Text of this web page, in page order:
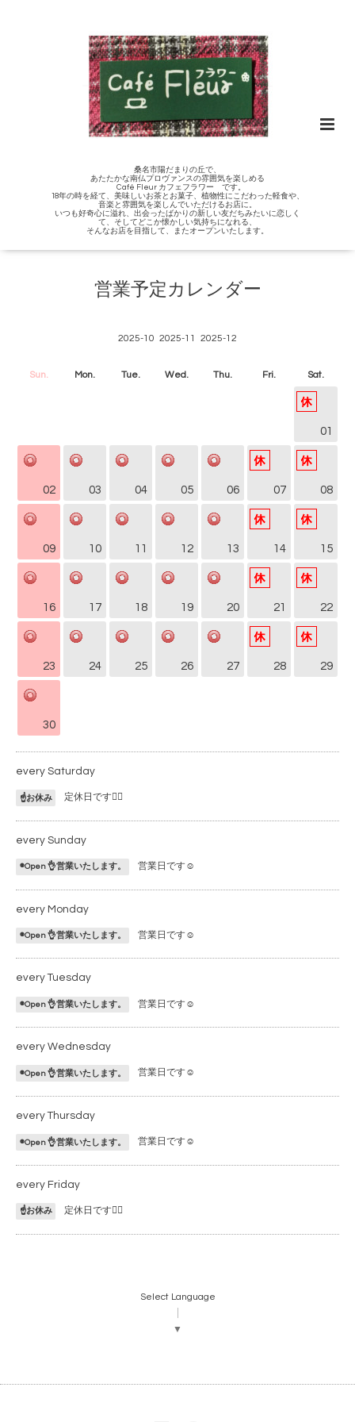
桑名市陽だまりの丘で、
あたたかな南仏プロヴァンスの雰囲気を楽しめる
Café Fleur カフェフラワー です。
18年の時を経て、美味しいお茶とお菓子、植物性にこだわった軽食や、
音楽と雰囲気を楽しんでいただけるお店に。
いつも好奇心に溢れ、出会ったばかりの新しい友だちみたいに恋しく
て、そしてどこか懐かしい気持ちになれる、
そんなお店を目指して、またオープンいたします。
営業予定カレンダー
2025-10 2025-11 2025-12
Sun. Mon. Tue. Wed. Thu. Fri. Sat.
01
02 03 04 05 06 07 08
09 10 11 12 13 14 15
16 17 18 19 20 21 22
23 24 25 26 27 28 29
30
every Saturday
☝️お休み 定休日です🙇‍♂️
every Sunday
◉Open 👌営業いたします。 営業日です☺️
every Monday
◉Open 👌営業いたします。 営業日です☺️
every Tuesday
◉Open 👌営業いたします。 営業日です☺️
every Wednesday
◉Open 👌営業いたします。 営業日です☺️
every Thursday
◉Open 👌営業いたします。 営業日です☺️
every Friday
☝️お休み 定休日です🙇‍♂️
Select Language
▼